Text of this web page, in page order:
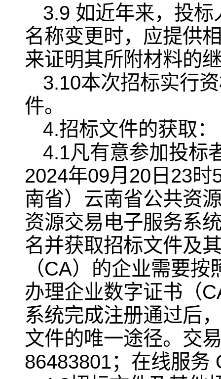
3.9 如近年来，投
名称变更时，应提供
来证明其所附材料的
3.10本次招标实行
件。
4.招标文件的获取：
4.1凡有意参加投标
2024年09月20日23
南省）云南省公共资
资源交易电子服务系
名并获取招标文件及
（CA）的企业需要
办理企业数字证书（
系统完成注册通过后
文件的唯一途径。交
86483801；在线服务